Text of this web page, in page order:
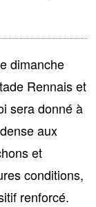
dimanche
Rennais et
sera donné à
aux
et
conditions,
renforcé.